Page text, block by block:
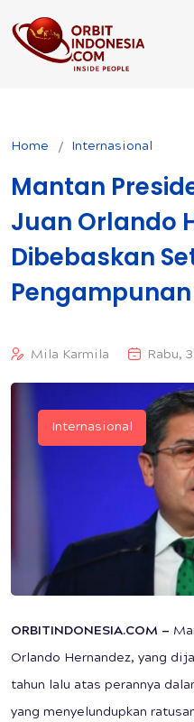
Home Internasional
Mantan
Juan Orlando
Dibebaskan
Mila Karmila Rabu,
Internasional
ORBITINDONESIA.COM —
Orlando Hernandez, yang
tahun lalu atas perannya
yang menyelundupkan